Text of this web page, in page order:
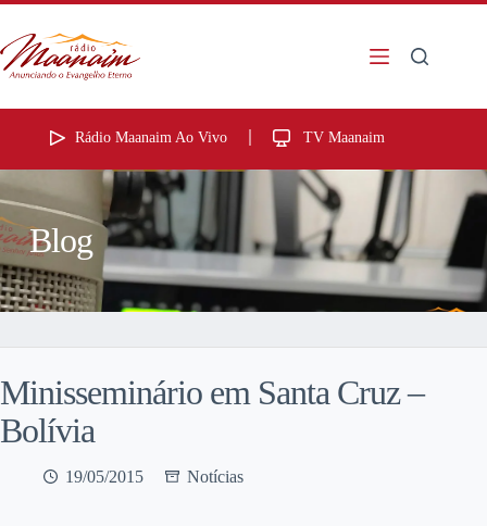
Rádio Maanaim Ao Vivo TV Maanaim
Blog
Minisseminário em Santa Cruz –
Bolívia
19/05/2015 Notícias